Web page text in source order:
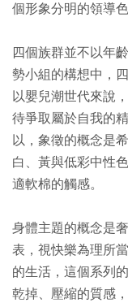
個形象分明的領導色
四個族群並不以年
勢小組的構想中，
以嬰兒潮世代來說
待爭取屬於自我的
以，象徵的概念是
白、黃與低彩中性
適軟棉的觸感。
身體主題的概念是
表，視快樂為理所
的生活，這個系列
乾掉、壓縮的質感